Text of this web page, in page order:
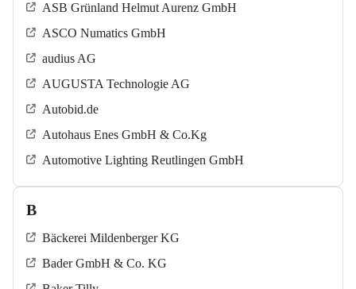
ASB Grün­land Helmut Au­renz GmbH
ASCO Numatics GmbH
audius AG
AUGUSTA Technologie AG
Autobid.de
Autohaus Enes GmbH & Co.Kg
Automotive Lighting Reutlingen GmbH
B
Bäckerei Mildenberger KG
Bader GmbH & Co. KG